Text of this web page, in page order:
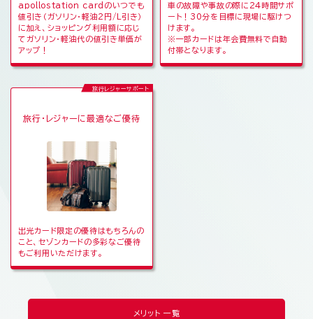
apollostation cardのいつでも
値引き（ガソリン・軽油2円/L引き）
に加え、ショッピング利用額に応じ
てガソリン・軽油代の値引き単価が
アップ！
車の故障や事故の際に24時間サポ
ート！30分を目標に現場に駆けつ
けます。
※一部カードは年会費無料で自動
付帯となります。
旅行レジャーサポート
旅行・レジャーに最適なご優待
出光カード限定の優待はもちろんの
こと、セゾンカードの多彩なご優待
もご利用いただけます。
メリット 一覧